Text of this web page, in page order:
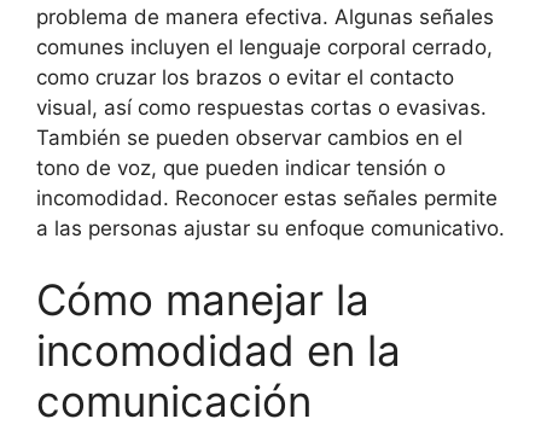
problema de manera efectiva. Algunas señales
comunes incluyen el lenguaje corporal cerrado,
como cruzar los brazos o evitar el contacto
visual, así como respuestas cortas o evasivas.
También se pueden observar cambios en el
tono de voz, que pueden indicar tensión o
incomodidad. Reconocer estas señales permite
a las personas ajustar su enfoque comunicativo.
Cómo manejar la
incomodidad en la
comunicación